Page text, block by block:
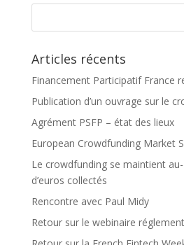
Articles récents
Financement Participatif France
Publication d’un ouvrage sur le
Agrément PSFP – état des lieux
European Crowdfunding Market
Le crowdfunding se maintient
d’euros collectés
Rencontre avec Paul Midy
Retour sur le webinaire